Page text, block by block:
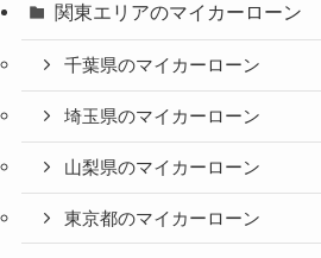
関東エリアのマイカーローン
千葉県のマイカーローン
埼玉県のマイカーローン
山梨県のマイカーローン
東京都のマイカーローン